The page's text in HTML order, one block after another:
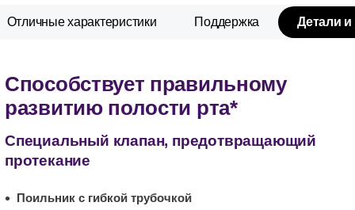
Отличные характеристики Поддержка Детали и
Способствует правильному
развитию полости рта*
Специальный клапан, предотвращающий
протекание
Поильник с гибкой трубочкой